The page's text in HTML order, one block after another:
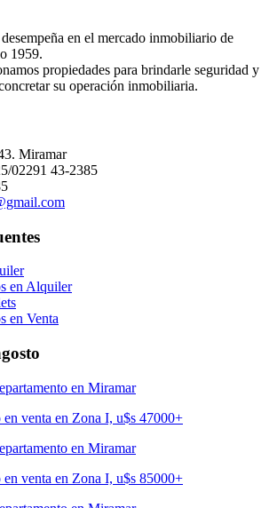
en el mercado inmobiliario de
1959.
propiedades para brindarle seguridad y
su operación inmobiliaria.
Miramar
02291 43-2385
en Alquiler
en Venta
en venta en Zona I, u$s 47000+
en venta en Zona I, u$s 85000+